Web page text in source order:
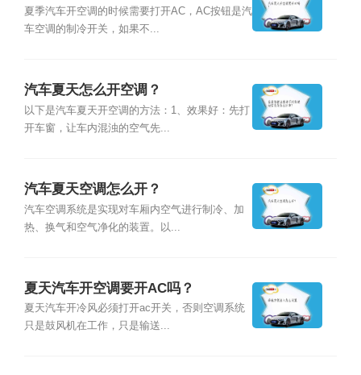
夏季汽车开空调的时候需要打开AC，AC按钮是汽
车空调的制冷开关，如果不...
汽车夏天怎么开空调？
以下是汽车夏天开空调的方法：1、效果好：先打
开车窗，让车内混浊的空气先...
汽车夏天空调怎么开？
汽车空调系统是实现对车厢内空气进行制冷、加
热、换气和空气净化的装置。以...
夏天汽车开空调要开AC吗？
夏天汽车开冷风必须打开ac开关，否则空调系统
只是鼓风机在工作，只是输送...